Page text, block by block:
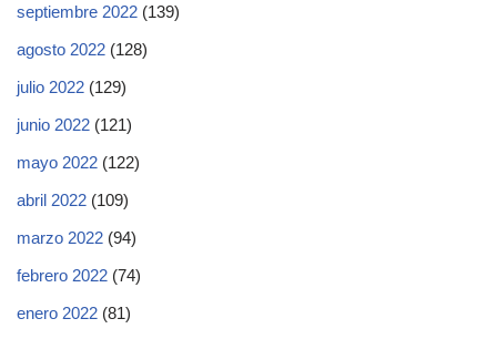
septiembre 2022 (139)
agosto 2022 (128)
julio 2022 (129)
junio 2022 (121)
mayo 2022 (122)
abril 2022 (109)
marzo 2022 (94)
febrero 2022 (74)
enero 2022 (81)